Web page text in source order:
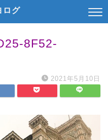
ログ
8F52-
2021年5月10日